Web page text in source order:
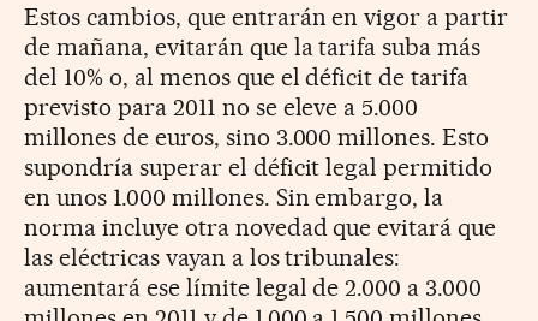
Estos cambios, que entrarán en vigor a partir
de mañana, evitarán que la tarifa suba más
del 10% o, al menos que el déficit de tarifa
previsto para 2011 no se eleve a 5.000
millones de euros, sino 3.000 millones. Esto
supondría superar el déficit legal permitido
en unos 1.000 millones. Sin embargo, la
norma incluye otra novedad que evitará que
las eléctricas vayan a los tribunales:
aumentará ese límite legal de 2.000 a 3.000